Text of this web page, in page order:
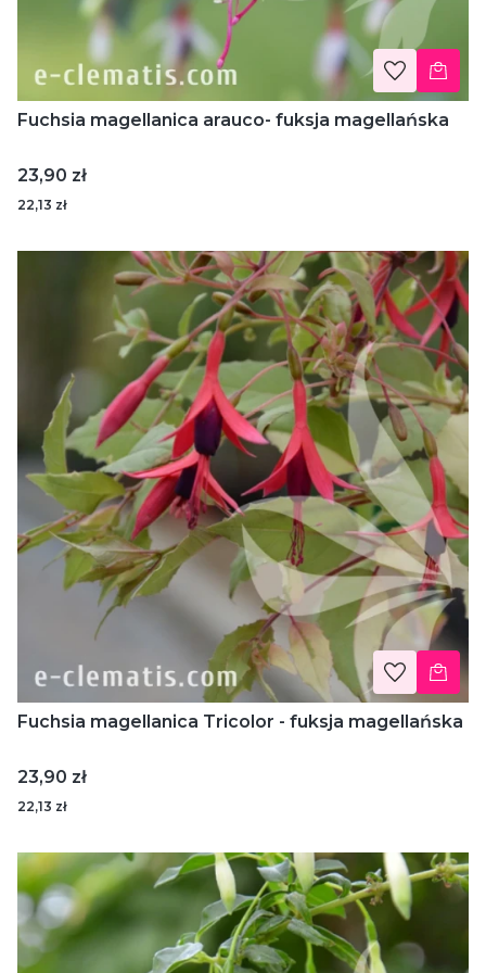
Fuchsia magellanica arauco- fuksja magellańska
Cena
23,90 zł
22,13 zł
Fuchsia magellanica Tricolor - fuksja magellańska
Cena
23,90 zł
22,13 zł